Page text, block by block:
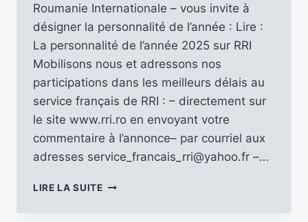
Roumanie Internationale – vous invite à
désigner la personnalité de l’année : Lire :
La personnalité de l’année 2025 sur RRI
Mobilisons nous et adressons nos
participations dans les meilleurs délais au
service français de RRI : – directement sur
le site www.rri.ro en envoyant votre
commentaire à l’annonce– par courriel aux
adresses service_francais_rri@yahoo.fr –…
LIRE LA SUITERRI